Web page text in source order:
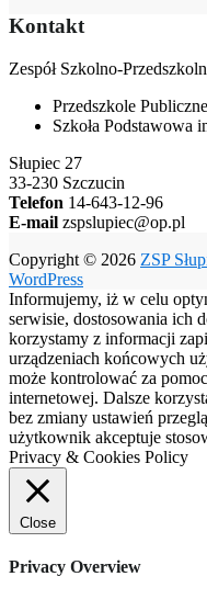
Kontakt
Zespół Szkolno-
Przedszkole Publiczne
Szkoła Podstawowa
Słupiec 27
33-230 Szczucin
Telefon 14-643-12-96
E-mail zspslupiec@op.pl
Copyright © 2026 ZSP
WordPress
Informujemy, iż w celu
serwisie, dostosowania ich
korzystamy z informacji
urządzeniach końcowych
może kontrolować za
internetowej. Dalsze
bez zmiany ustawień
użytkownik akceptuje
Privacy & Cookies Policy
Close
Privacy Overview